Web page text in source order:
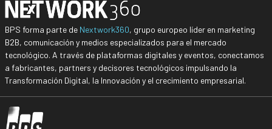
BPS forma parte de Nextwork360, grupo europeo líder en marketing
B2B, comunicación y medios especializados para el mercado
tecnológico. A través de plataformas digitales y eventos, conectamos
a fabricantes, partners y decisores tecnológicos impulsando la
Transformación Digital, la Innovación y el crecimiento empresarial.